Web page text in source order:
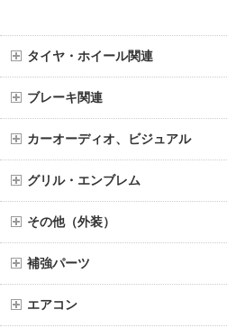
タイヤ・ホイール関連
ブレーキ関連
カーオーディオ、ビジュアル
グリル・エンブレム
その他（外装）
補強パーツ
エアコン